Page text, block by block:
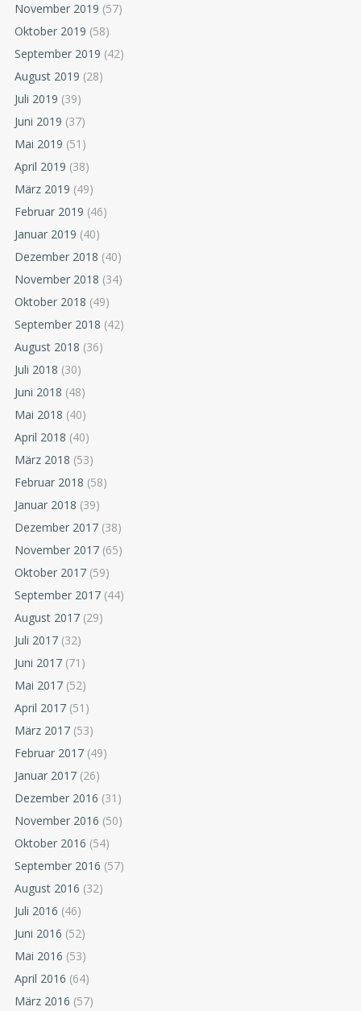
November 2019 (57)
Oktober 2019 (58)
September 2019 (42)
August 2019 (28)
Juli 2019 (39)
Juni 2019 (37)
Mai 2019 (51)
April 2019 (38)
März 2019 (49)
Februar 2019 (46)
Januar 2019 (40)
Dezember 2018 (40)
November 2018 (34)
Oktober 2018 (49)
September 2018 (42)
August 2018 (36)
Juli 2018 (30)
Juni 2018 (48)
Mai 2018 (40)
April 2018 (40)
März 2018 (53)
Februar 2018 (58)
Januar 2018 (39)
Dezember 2017 (38)
November 2017 (65)
Oktober 2017 (59)
September 2017 (44)
August 2017 (29)
Juli 2017 (32)
Juni 2017 (71)
Mai 2017 (52)
April 2017 (51)
März 2017 (53)
Februar 2017 (49)
Januar 2017 (26)
Dezember 2016 (31)
November 2016 (50)
Oktober 2016 (54)
September 2016 (57)
August 2016 (32)
Juli 2016 (46)
Juni 2016 (52)
Mai 2016 (53)
April 2016 (64)
März 2016 (57)